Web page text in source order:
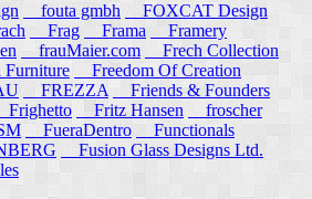
fouta gmbh
FOXCAT Design
Frag Frama
Framery
frauMaier.com
Frech Collection
Freedom Of Creation
FREZZA
Friends & Founders
Frighetto Fritz Hansen
froscher
FueraDentro
Functionals
Fusion Glass Designs Ltd.